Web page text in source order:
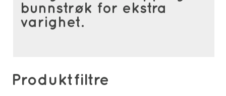
bunnstrøk for ekstra
varighet.
Produktfiltre